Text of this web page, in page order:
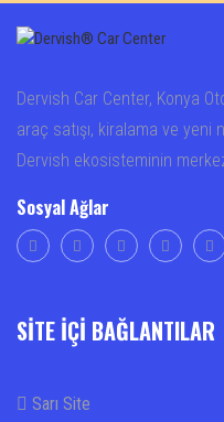
Dervish Car Center, Konya
araç satışı, kiralama ve
Dervish ekosisteminin
Sosyal Ağlar
SİTE İÇİ BAĞLANTILAR
Sarı Site